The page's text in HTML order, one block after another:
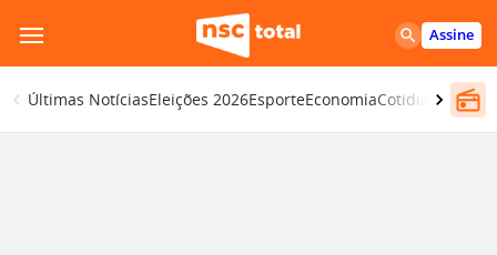
para
o
conteúdo
Assine
Últimas NotíciasEleições 2026EsporteEconomiaCotidiano